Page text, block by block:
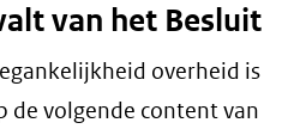
van het Besluit
overheid is
de volgende content van